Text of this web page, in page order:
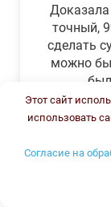
Доказала
точный,
сделать
можно
Этот сайт
использовать
Согласие на